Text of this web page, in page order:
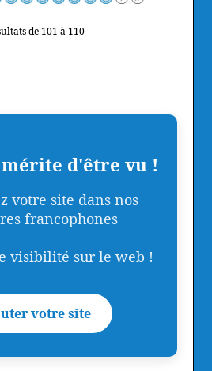
de 101 à 110
d'être vu !
votre site dans nos
francophones
visibilité sur le web !
votre site